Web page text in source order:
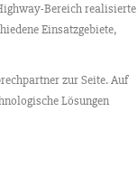
Bereich realisierte
Einsatzgebiete,
zur Seite. Auf
Lösungen